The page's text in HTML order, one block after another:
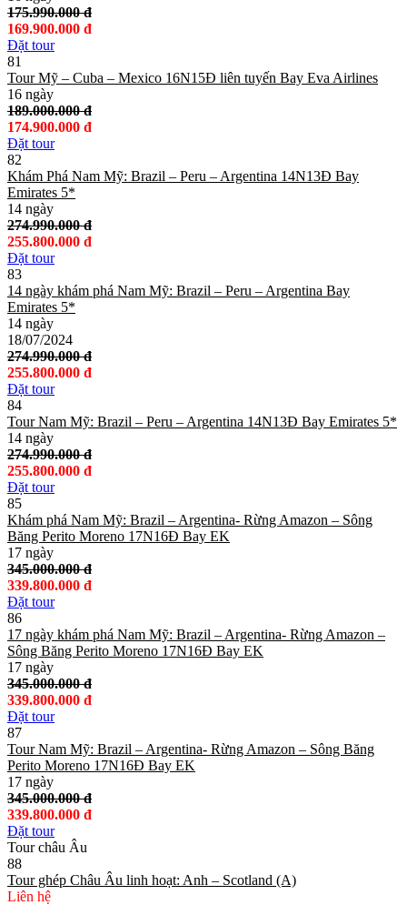
175.990.000 đ
169.900.000 đ
Đặt tour
81
Tour Mỹ – Cuba – Mexico 16N15Đ liên tuyến Bay Eva Airlines
16 ngày
189.000.000 đ
174.900.000 đ
Đặt tour
82
Khám Phá Nam Mỹ: Brazil – Peru – Argentina 14N13Đ Bay
Emirates 5*
14 ngày
274.990.000 đ
255.800.000 đ
Đặt tour
83
14 ngày khám phá Nam Mỹ: Brazil – Peru – Argentina Bay
Emirates 5*
14 ngày
18/07/2024
274.990.000 đ
255.800.000 đ
Đặt tour
84
Tour Nam Mỹ: Brazil – Peru – Argentina 14N13Đ Bay Emirates 5*
14 ngày
274.990.000 đ
255.800.000 đ
Đặt tour
85
Khám phá Nam Mỹ: Brazil – Argentina- Rừng Amazon – Sông
Băng Perito Moreno 17N16Đ Bay EK
17 ngày
345.000.000 đ
339.800.000 đ
Đặt tour
86
17 ngày khám phá Nam Mỹ: Brazil – Argentina- Rừng Amazon –
Sông Băng Perito Moreno 17N16Đ Bay EK
17 ngày
345.000.000 đ
339.800.000 đ
Đặt tour
87
Tour Nam Mỹ: Brazil – Argentina- Rừng Amazon – Sông Băng
Perito Moreno 17N16Đ Bay EK
17 ngày
345.000.000 đ
339.800.000 đ
Đặt tour
Tour châu Âu
88
Tour ghép Châu Âu linh hoạt: Anh – Scotland (A)
Liên hệ